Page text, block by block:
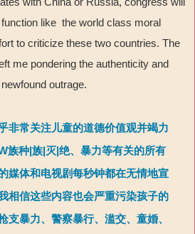
like the world class moral
to criticize these two countries. The
me pondering the authenticity and
outrage.
非常关注儿童的道德价值观并竭力
族种|族|灭|绝、暴力等有关的所有
媒体和电视剧每秒钟都在无情地宣
相信这些内容也会严重污染孩子的
支暴力、警察暴行、滥交、童婚、